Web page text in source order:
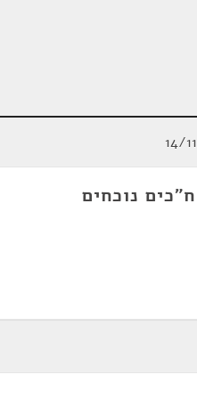
ח"כים נוכחים